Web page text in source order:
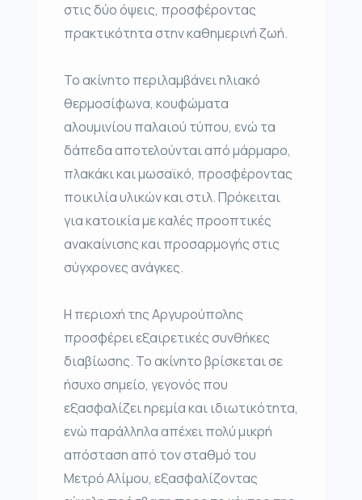
στις δύο όψεις, προσφέροντας
πρακτικότητα στην καθημερινή ζωή.
Το ακίνητο περιλαμβάνει ηλιακό
θερμοσίφωνα, κουφώματα
αλουμινίου παλαιού τύπου, ενώ τα
δάπεδα αποτελούνται από μάρμαρο,
πλακάκι και μωσαϊκό, προσφέροντας
ποικιλία υλικών και στιλ. Πρόκειται
για κατοικία με καλές προοπτικές
ανακαίνισης και προσαρμογής στις
σύγχρονες ανάγκες.
Η περιοχή της Αργυρούπολης
προσφέρει εξαιρετικές συνθήκες
διαβίωσης. Το ακίνητο βρίσκεται σε
ήσυχο σημείο, γεγονός που
εξασφαλίζει ηρεμία και ιδιωτικότητα,
ενώ παράλληλα απέχει πολύ μικρή
απόσταση από τον σταθμό του
Μετρό Αλίμου, εξασφαλίζοντας